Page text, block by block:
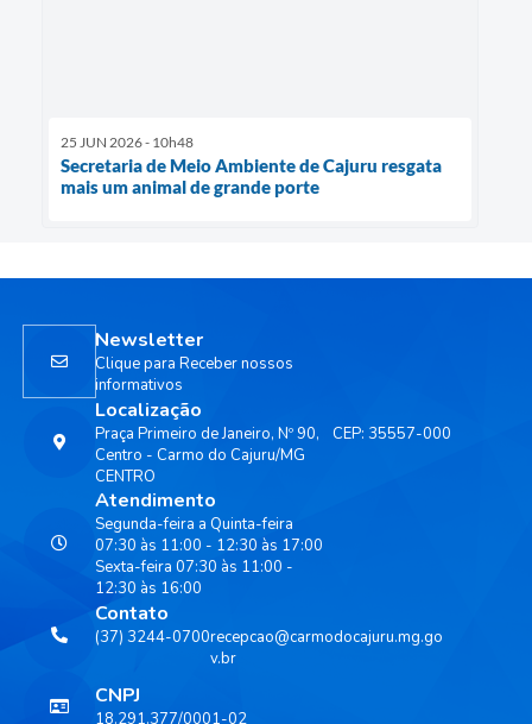
25 JUN 2026 - 10h48
Secretaria de Meio Ambiente de Cajuru resgata
mais um animal de grande porte
Localização
Praça Primeiro de Janeiro, Nº 90,
Centro - Carmo do Cajuru/MG
CENTRO
CEP: 35557-000
Contato
(37) 3244-0700recepcao@carmodocajuru.mg.go
v.br
Atendimento
Segunda-feira a Quinta-feira
07:30 às 11:00 - 12:30 às 17:00
Sexta-feira 07:30 às 11:00 -
12:30 às 16:00
CNPJ
18.291.377/0001-02
Newsletter
Clique para Receber nossos
informativos